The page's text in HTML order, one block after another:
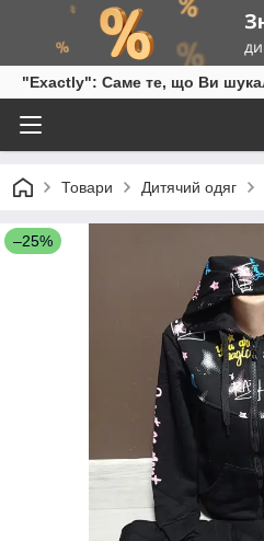
"Exactly": Саме те, що Ви
Товари Дитячий одяг
–25%